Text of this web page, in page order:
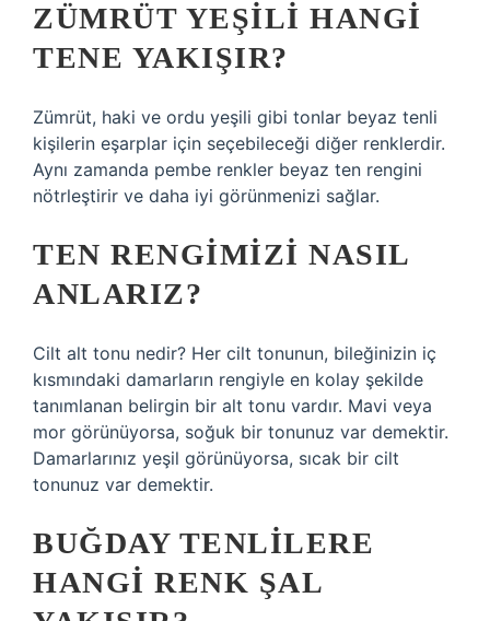
ZÜMRÜT YEŞILI HANGI
TENE YAKIŞIR?
Zümrüt, haki ve ordu yeşili gibi tonlar beyaz tenli
kişilerin eşarplar için seçebileceği diğer renklerdir.
Aynı zamanda pembe renkler beyaz ten rengini
nötrleştirir ve daha iyi görünmenizi sağlar.
TEN RENGIMIZI NASIL
ANLARIZ?
Cilt alt tonu nedir? Her cilt tonunun, bileğinizin iç
kısmındaki damarların rengiyle en kolay şekilde
tanımlanan belirgin bir alt tonu vardır. Mavi veya
mor görünüyorsa, soğuk bir tonunuz var demektir.
Damarlarınız yeşil görünüyorsa, sıcak bir cilt
tonunuz var demektir.
BUĞDAY TENLILERE
HANGI RENK ŞAL